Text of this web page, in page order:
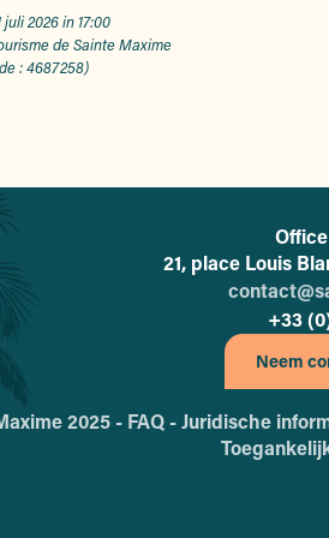
2026 in 17:00
de Sainte Maxime
:4687258)
21, place Louis
+33
Neem
2025 - FAQ -Juridische